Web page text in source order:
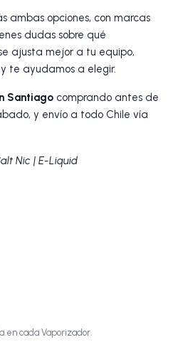
ambas opciones, con marcas
dudas sobre qué
ajusta mejor a tu equipo,
te ayudamos a elegir.
Santiagocomprando antes de
y envío a todo Chile vía
Nic | E-Liquid
en cada Vaporizador.